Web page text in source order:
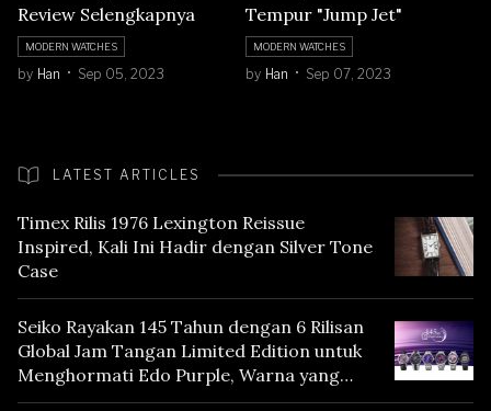
Review Selengkapnya
MODERN WATCHES
by Han Sep 05, 2023
Tempur "Jump Jet"
MODERN WATCHES
by Han Sep 07, 2023
LATEST ARTICLES
Timex Rilis 1976 Lexington Reissue
Inspired, Kali Ini Hadir dengan Silver Tone
Case
Seiko Rayakan 145 Tahun dengan 6 Rilisan
Global Jam Tangan Limited Edition untuk
Menghormati Edo Purple, Warna yang
Mencerminkan Warisan Tokyo